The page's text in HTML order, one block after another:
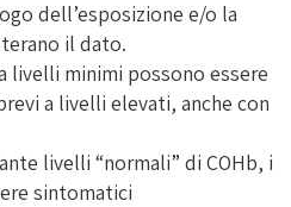
dell’esposizione e/o la
il dato.
livelli minimi possono essere
a livelli elevati, anche con
livelli “normali” di COHb, i
sintomatici